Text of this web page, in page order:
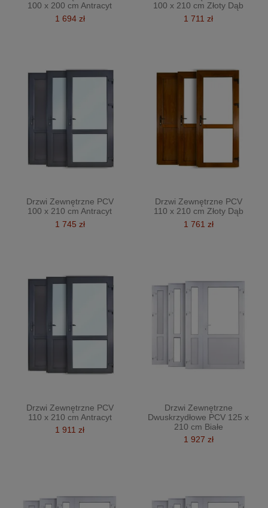
100 x 200 cm Antracyt
1 694 zł
100 x 210 cm Złoty Dąb
1 711 zł
Drzwi Zewnętrzne PCV
100 x 210 cm Antracyt
1 745 zł
Drzwi Zewnętrzne PCV
110 x 210 cm Złoty Dąb
1 761 zł
Drzwi Zewnętrzne PCV
110 x 210 cm Antracyt
1 911 zł
Drzwi Zewnętrzne
Dwuskrzydłowe PCV 125 x
210 cm Białe
1 927 zł